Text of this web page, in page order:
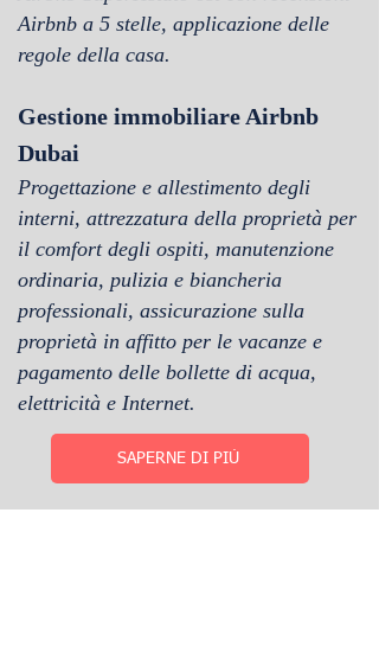
Airbnb a 5 stelle, applicazione delle
regole della casa.
Gestione immobiliare Airbnb
Dubai
Progettazione e allestimento degli
interni, attrezzatura della proprietà per
il comfort degli ospiti, manutenzione
ordinaria, pulizia e biancheria
professionali, assicurazione sulla
proprietà in affitto per le vacanze e
pagamento delle bollette di acqua,
elettricità e Internet.
SAPERNE DI PIÙ